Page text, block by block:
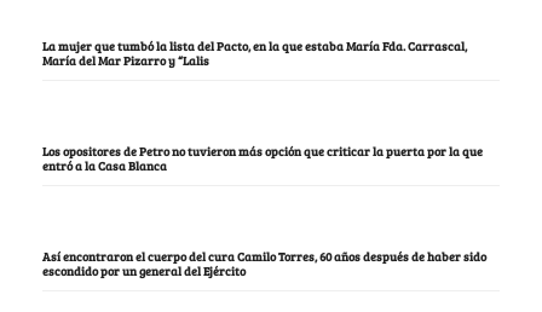
La mujer que tumbó la lista del Pacto, en la que estaba María Fda. Carrascal,
María del Mar Pizarro y “Lalis
Los opositores de Petro no tuvieron más opción que criticar la puerta por la que
entró a la Casa Blanca
Así encontraron el cuerpo del cura Camilo Torres, 60 años después de haber sido
escondido por un general del Ejército